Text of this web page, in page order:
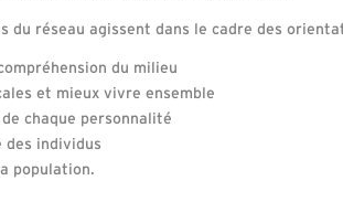
du réseau agissent dans le cadre des
du milieu
et mieux vivre ensemble
chaque personnalité
des individus
population.